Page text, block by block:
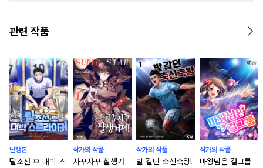
관련 작품
단행본
탈조선 후 대박 스
작가의 작품
자꾸자꾸 잘생겨
작가의 작품
밭 갈던 축신축왕!
작가의 작품
마왕님은 걸그룹